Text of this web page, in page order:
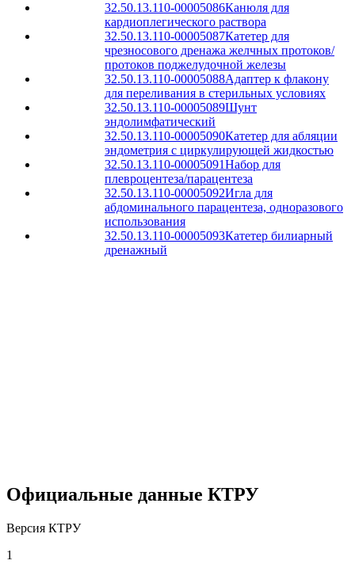
32.50.13.110-00005086Канюля для
кардиоплегического раствора
32.50.13.110-00005087Катетер для
чрезносового дренажа желчных протоков/
протоков поджелудочной железы
32.50.13.110-00005088Адаптер к флакону
для переливания в стерильных условиях
32.50.13.110-00005089Шунт
эндолимфатический
32.50.13.110-00005090Катетер для абляции
эндометрия с циркулирующей жидкостью
32.50.13.110-00005091Набор для
плевроцентеза/парацентеза
32.50.13.110-00005092Игла для
абдоминального парацентеза, одноразового
использования
32.50.13.110-00005093Катетер билиарный
дренажный
Официальные данные КТРУ
Версия КТРУ
1